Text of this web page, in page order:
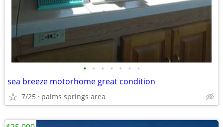
• • • • • • •
sea breeze motorhome great condition
7/25 palms springs area